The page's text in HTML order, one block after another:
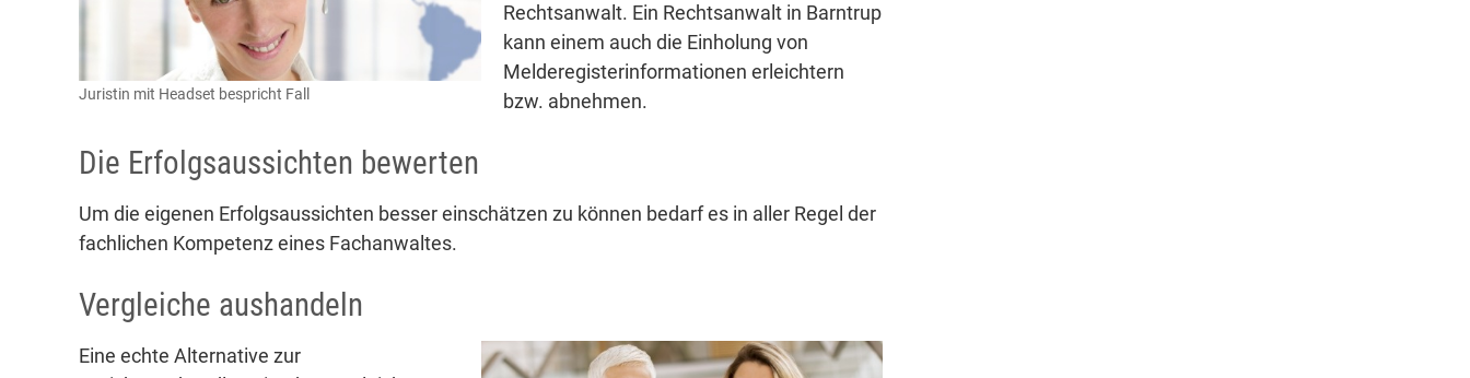
Juristin mit Headset bespricht Fall
Rechtsanwalt. Ein Rechtsanwalt in Barntrup
kann einem auch die Einholung von
Melderegisterinformationen erleichtern
bzw. abnehmen.
Die Erfolgsaussichten bewerten
Um die eigenen Erfolgsaussichten besser einschätzen zu können bedarf es in aller Regel der
fachlichen Kompetenz eines Fachanwaltes.
Vergleiche aushandeln
Eine echte Alternative zur